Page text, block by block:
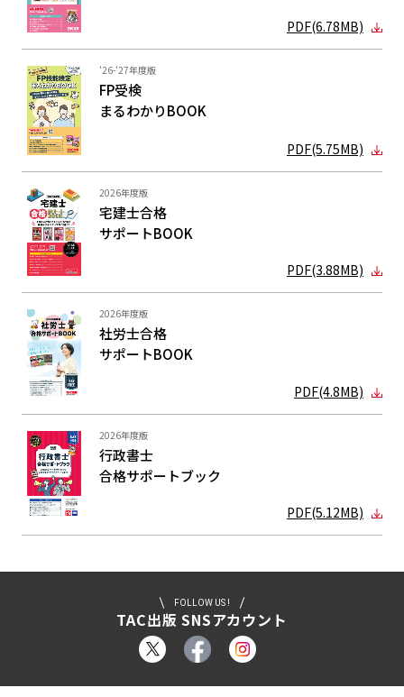
PDF(6.78MB)
'26-'27年度版
FP受検
まるわかりBOOK
PDF(5.75MB)
2026年度版
宅建士合格
サポートBOOK
PDF(3.88MB)
2026年度版
社労士合格
サポートBOOK
PDF(4.8MB)
2026年度版
行政書士
合格サポートブック
PDF(5.12MB)
FOLLOW US !
TAC出版 SNSアカウント